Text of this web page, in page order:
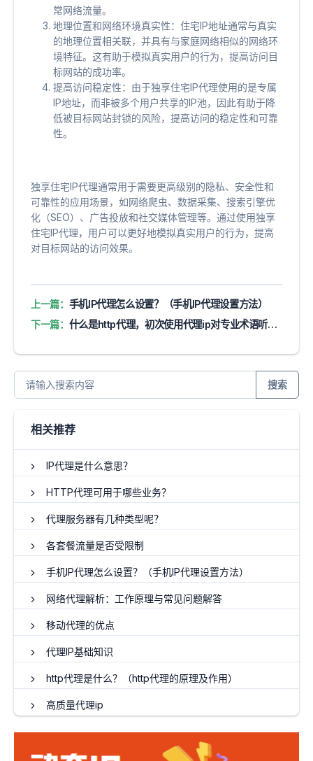
常网络流量。
地理位置和网络环境真实性：住宅IP地址通常与真实
的地理位置相关联，并具有与家庭网络相似的网络环
境特征。这有助于模拟真实用户的行为，提高访问目
标网站的成功率。
提高访问稳定性：由于独享住宅IP代理使用的是专属
IP地址，而非被多个用户共享的IP池，因此有助于降
低被目标网站封锁的风险，提高访问的稳定性和可靠
性。
独享住宅IP代理通常用于需要更高级别的隐私、安全性和
可靠性的应用场景，如网络爬虫、数据采集、搜索引擎优
化（SEO）、广告投放和社交媒体管理等。通过使用独享
住宅IP代理，用户可以更好地模拟真实用户的行为，提高
对目标网站的访问效果。
上一篇： 手机IP代理怎么设置？（手机IP代理设置方法）
下一篇： 什么是http代理，初次使用代理ip对专业术语听不懂，5分钟带你入门
搜索
相关推荐
IP代理是什么意思？
HTTP代理可用于哪些业务？
代理服务器有几种类型呢？
各套餐流量是否受限制
手机IP代理怎么设置？（手机IP代理设置方法）
网络代理解析：工作原理与常见问题解答
移动代理的优点
代理IP基础知识
http代理是什么？（http代理的原理及作用）
高质量代理ip